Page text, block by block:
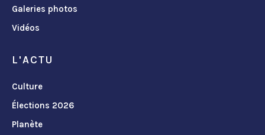
Galeries photos
Vidéos
L'ACTU
Culture
Élections 2026
Planète